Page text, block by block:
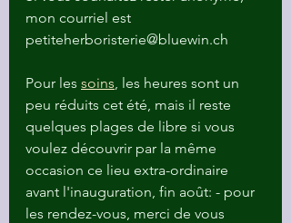
mon courriel est
petiteherboristerie@bluewin.ch
Pour les soins, les heures sont un
peu réduits cet été, mais il reste
quelques plages de libre si vous
voulez découvrir par la même
occasion ce lieu extra-ordinaire
avant l'inauguration, fin août: - pour
les rendez-vous, merci de vous